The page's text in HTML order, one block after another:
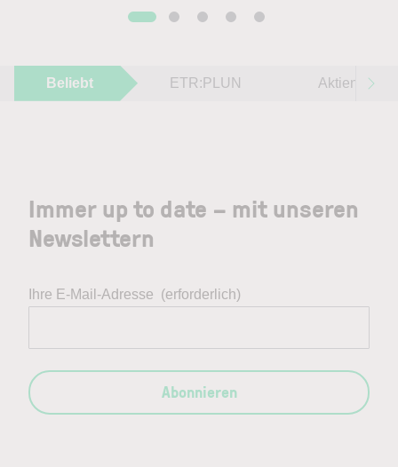
Beliebt ETR:PLUN Aktien im
Immer up to date – mit unseren
Newslettern
Ihre E-Mail-Adresse (erforderlich)
Abonnieren